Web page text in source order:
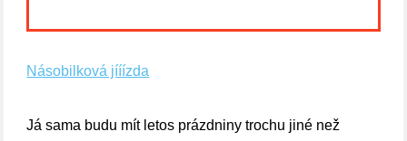
Násobilková jííízda
Já sama budu mít letos prázdniny trochu jiné než